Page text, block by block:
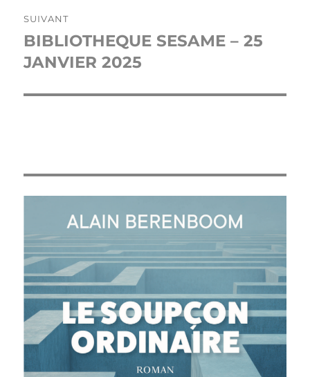
SUIVANT
Publication
suivante :
BIBLIOTHEQUE SESAME – 25
JANVIER 2025